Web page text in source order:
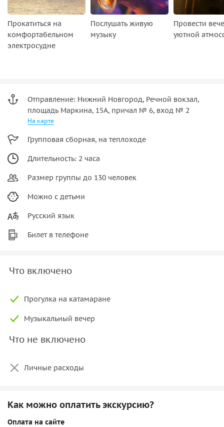
Прокатиться на
комфортабельном
электросудне
Послушать живую
музыку
Провести
уютной
Отправление: Нижний Новгород, Речной вокзал,
площадь Маркина, 15А, причал № 6, вход № 2
На карте
Групповая сборная, на теплоходе
Длительность: 2 часа
Размер группы до 130 человек
Можно с детьми
Русский язык
Билет в телефоне
Что включено
Прогулка на катамаране
Музыкальный вечер
Что не включено
Личные расходы
Как можно оплатить экскурсию?
Оплата на сайте